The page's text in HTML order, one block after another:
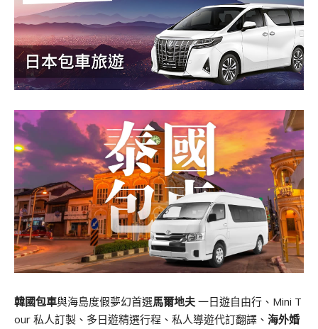
韓國包車與海島度假夢幻首選馬爾地夫 一日遊自由行、Mini T
our 私人訂製、多日遊精選行程、私人導遊代訂翻譯、 海外婚